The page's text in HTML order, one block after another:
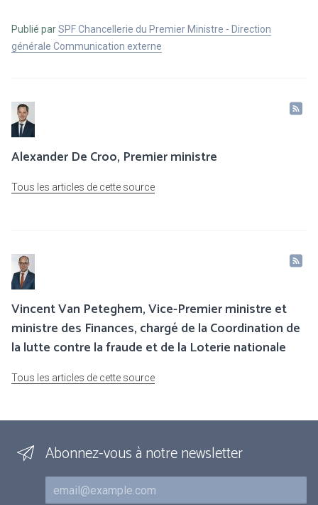
Publié parSPF Chancellerie du Premier Ministre - Direction
générale Communication externe
Alexander De Croo, Premier ministre
Tous les articles de cette source
Vincent Van Peteghem, Vice-Premier ministre et
ministre des Finances, chargé de la Coordination de
la lutte contre la fraude et de la Loterie nationale
Tous les articles de cette source
Abonnez-vous à notre newsletter
Courriel